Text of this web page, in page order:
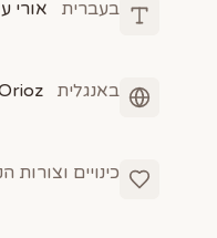
בעברית אורי
באנגלית
כינויים וצורות